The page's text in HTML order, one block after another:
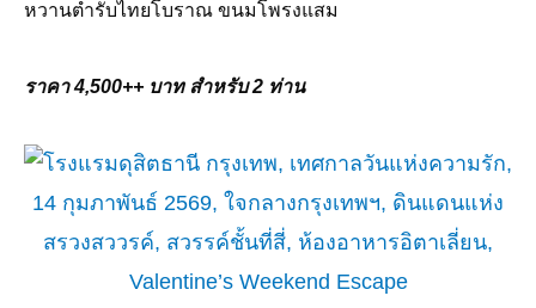
หวานตำรับไทยโบราณ ขนมโพรงแสม
ราคา4,500++ บาท สำหรับ2 ท่าน